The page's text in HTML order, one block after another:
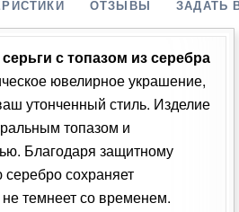
ОТЗЫВЫ ЗАДАТЬ
серьги с топазом из серебра
ювелирное украшение,
утонченный стиль. Изделие
топазом и
Благодаря защитному
сохраняет
темнеет со временем.